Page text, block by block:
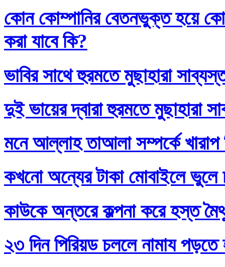
কোন কোম্পানির বেতনভুক্ত হয়ে
করা যাবে কি?
ভাবির সাথে হুরমতে মুছাহারা
দুই ভায়ের দ্বারা হুরমতে মুছাহারা
মনে আল্লাহ তাআলা সম্পর্কে
কখনো অন্যের টাকা মোবাইলে ভুলে
কাউকে অন্তরে কল্পনা করে হস্ত
২৩ দিন পিরিয়ড চললে নামায পড়তে